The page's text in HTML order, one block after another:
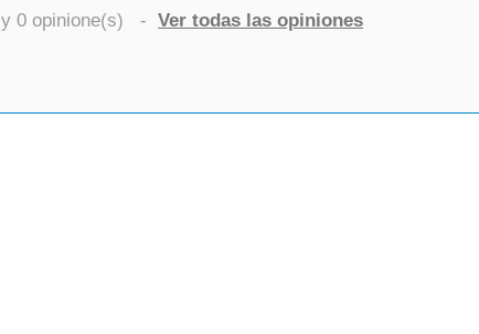
0 opinione(s) - Ver todas las opiniones